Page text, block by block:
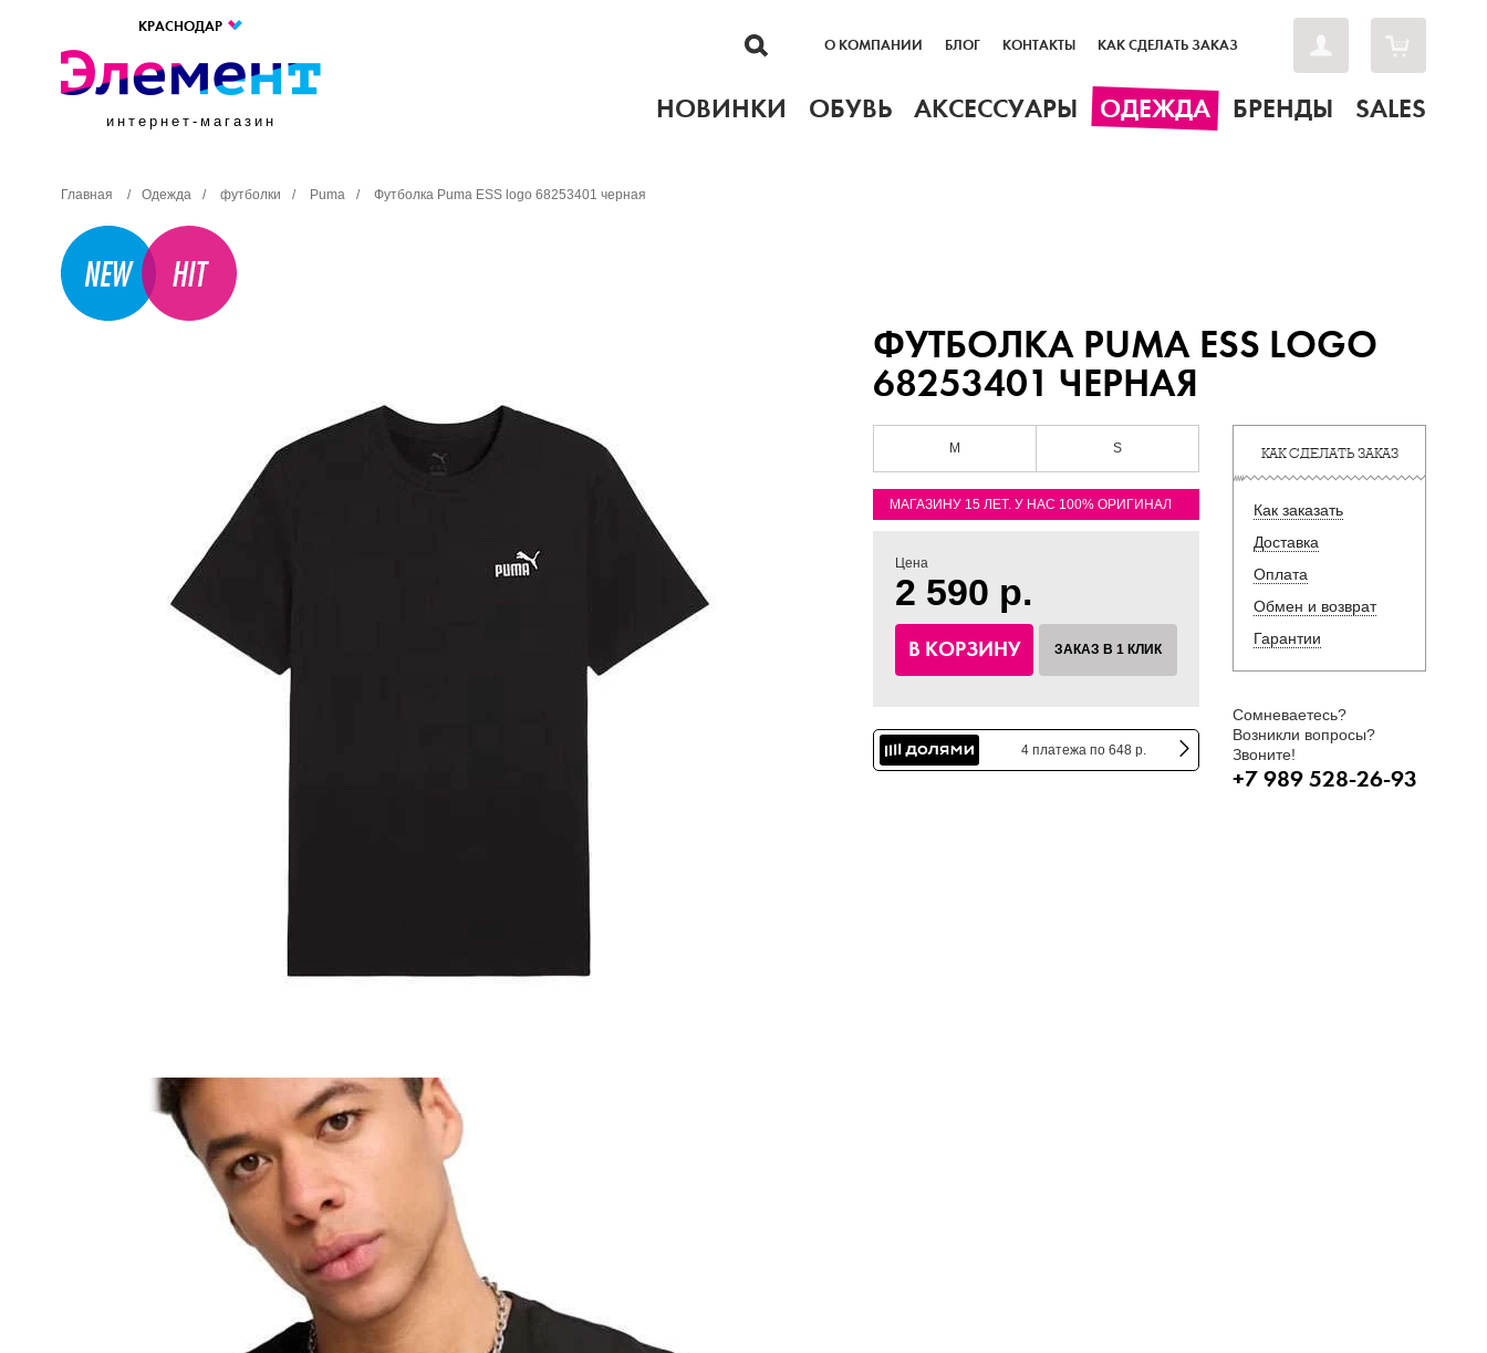
КРАСНОДАР
интернет-магазин
О КОМПАНИИ БЛОГ КОНТАКТЫ КАК СДЕЛАТЬ ЗАКАЗ
НОВИНКИ ОБУВЬ АКСЕССУАРЫ ОДЕЖДА БРЕНДЫ SALES
Главная / Одежда / футболки / Puma / Футболка Puma ESS logo 68253401 черная
ФУТБОЛКА PUMA ESS LOGO
68253401 ЧЕРНАЯ
M S
МАГАЗИНУ 15 ЛЕТ. У НАС 100% ОРИГИНАЛ
Цена
2 590 р.
В КОРЗИНУ ЗАКАЗ В 1 КЛИК
4 платежа по 648 р.
КАК СДЕЛАТЬ ЗАКАЗ
Как заказать
Доставка
Оплата
Обмен и возврат
Гарантии
Сомневаетесь?
Возникли вопросы?
Звоните!
+7 989 528-26-93